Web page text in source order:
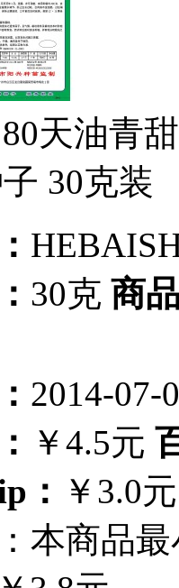
天油青
30克装
30克 商
2014-07-
￥4.5元
： ￥3.0元
本商品